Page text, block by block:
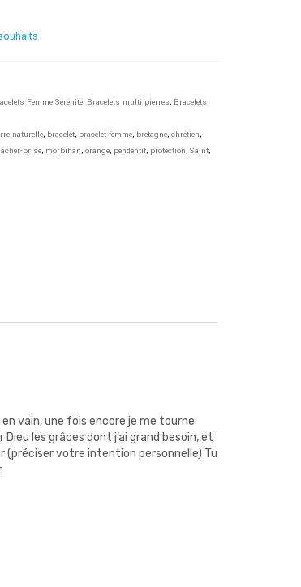
Femme Sérénité, Bracelets multi pierres, Bracelets
naturelle, bracelet, bracelet femme, bretagne, chrétien,
lâcher-prise, morbihan, orange, pendentif, protection, Saint,
en vain, une fois encore je me tourne
les grâces dont j’ai grand besoin, et
votre intention personnelle) Tu